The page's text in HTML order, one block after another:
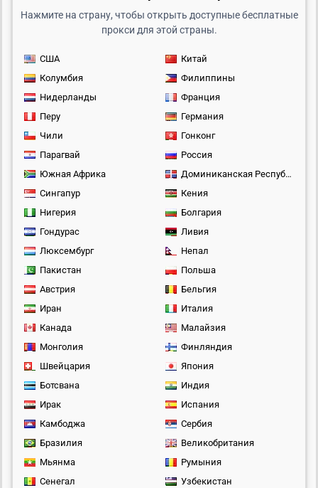
Нажмите на страну, чтобы открыть доступные бесплатные
прокси для этой страны.
США
Китай
Колумбия
Филиппины
Нидерланды
Франция
Перу
Германия
Чили
Гонконг
Парагвай
Россия
Южная Африка
Доминиканская Республика
Сингапур
Кения
Нигерия
Болгария
Гондурас
Ливия
Люксембург
Непал
Пакистан
Польша
Австрия
Бельгия
Иран
Италия
Канада
Малайзия
Монголия
Финляндия
Швейцария
Япония
Ботсвана
Индия
Ирак
Испания
Камбоджа
Сербия
Бразилия
Великобритания
Мьянма
Румыния
Сенегал
Узбекистан